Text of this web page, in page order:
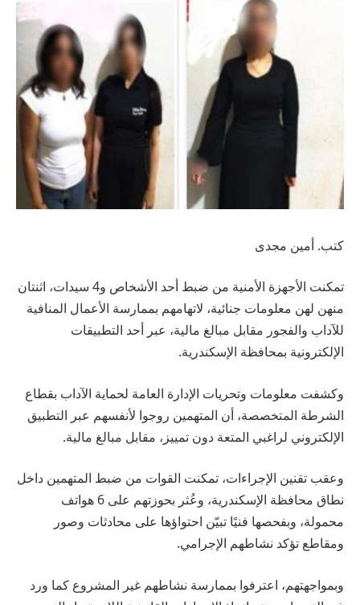
كتب. أمين مجدى
تمكنت الأجهزة الأمنية من ضبط أحد الأشخاص و4 سيدات، اثنتان
منهن لهن معلومات جنائية، لاتهامهم بممارسة الأعمال المنافية
للآداب والفجور مقابل مبالغ مالية، عبر أحد التطبيقات
الإلكترونية بمحافظة الإسكندرية.
وكشفت معلومات وتحريات الإدارة العامة لحماية الآداب بقطاع
الشرطة المتخصصة، أن المتهمين روجوا لأنفسهم عبر التطبيق
الإلكتروني لراغبي المتعة دون تمييز، مقابل مبالغ مالية.
وعقب تقنين الإجراءات، تمكنت القوات من ضبط المتهمين داخل
نطاق محافظة الإسكندرية، وعُثر بحوزتهم على 6 هواتف
محمولة، وبفحصها فنيًا تبيّن احتواؤها على محادثات وصور
ومقاطع تؤكد نشاطهم الإجرامي.
وبمواجهتهم، اعترفوا بممارسة نشاطهم غير المشروع كما ورد